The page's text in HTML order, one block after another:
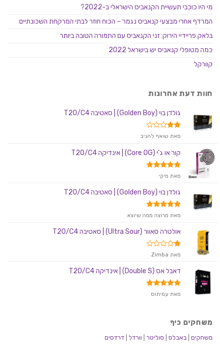
מי היו כוכבי תעשיית הקנאביס הישראלי ב-2022?
המרדף אחרי מבצעי קנאביס נגמר – הכוח חוזר לבתי המרקחת השכונתיים
בלאק פריידיי הירוק: זני הקנאביס עם התמורה הטובה ביותר
כמה מטופלי קנאביס יש בישראל 2022
קוורקל
חוות דעת אחרונות
גולדן בוי (Golden Boy) | סאטיבה T20/C4
דורג
5
מאת שואף להגיב
קור או ג'י (Core OG) | אינדיקה T20/C4
דורג5
מאת מיקי
גולדן בוי (Golden Boy) | סאטיבה T20/C4
דורג5
מאת מרוצה ממה שיוצא
אולטרה סאוור (Ultra Sour) | סאטיבה T20/C4
דורג
5
מאת Zimba
דאבל אס (Double S) | אינדיקה T20/C4
דורג5
מאת עמיתוס
משחקים כיף
משחקים באבלס סוליטר וורדל דרדסים